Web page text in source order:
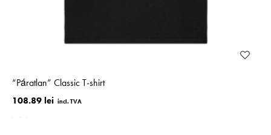
“Páratlan” Classic T-shirt
108.89 lei